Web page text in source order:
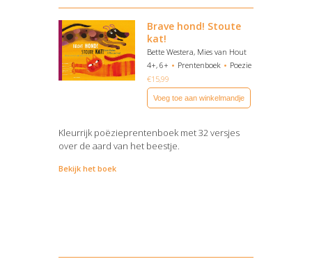
Brave hond! Stoute
kat!
Bette Westera, Mies van Hout
4+, 6+
Prentenboek
Poezie
€15,99
Voeg toe aan winkelmandje
Kleurrijk poëzieprentenboek met 32 versjes
over de aard van het beestje.
Bekijk het boek